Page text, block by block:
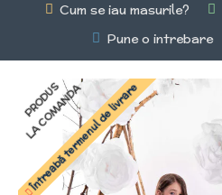
Cum se iau masurile?
Pune o intrebare
PRODUS
LA COMANDA
Întreabă termenul de livrare